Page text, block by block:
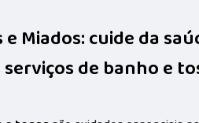
e Miados: cuide da
de banho e